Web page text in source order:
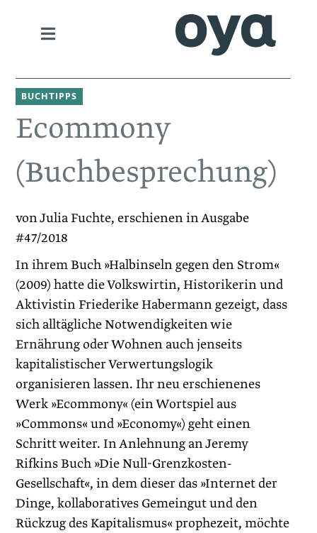
BUCHTIPPS
Ecommony
(Buchbesprechung)
von Julia Fuchte, erschienen in Ausgabe
#47/2018
In ihrem Buch »Halbinseln gegen den Strom«
(2009) hatte die Volkswirtin, Historikerin und
Aktivistin Friederike Habermann gezeigt, dass
sich alltägliche Notwendigkeiten wie
Ernährung oder Wohnen auch jenseits
kapitalistischer Verwertungslogik
organisieren lassen. Ihr neu erschienenes
Werk »Ecommony« (ein Wortspiel aus
»Commons« und »Economy«) geht einen
Schritt weiter. In Anlehnung an Jeremy
Rifkins Buch »Die Null-Grenzkosten-
Gesellschaft«, in dem dieser das »Internet der
Dinge, kollaboratives Gemeingut und den
Rückzug des Kapitalismus« prophezeit, möchte